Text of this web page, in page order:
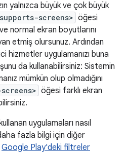
yalnızca büyük ve çok büyük
screens> öğesi
normal ekran boyutlarını
etmiş olursunuz. Ardından
hizmetler uygulamanızı buna
da kullanabilirsiniz: Sistemin
mümkün olup olmadığını
öğesi farklı ekran
uygulamaları nasıl
fazla bilgi için diğer
Google Play'deki filtreler